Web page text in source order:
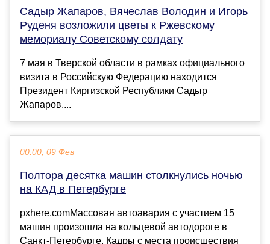
Садыр Жапаров, Вячеслав Володин и Игорь
Руденя возложили цветы к Ржевскому
мемориалу Советскому солдату
7 мая в Тверской области в рамках официального
визита в Российскую Федерацию находится
Президент Киргизской Республики Садыр
Жапаров....
00:00, 09 Фев
Полтора десятка машин столкнулись ночью
на КАД в Петербурге
pxhere.comМассовая автоавария с участием 15
машин произошла на кольцевой автодороге в
Санкт-Петербурге. Кадры с места происшествия